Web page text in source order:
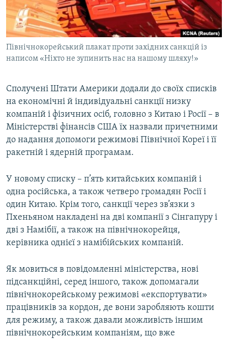
СВІДЧЕННЯ ОКУПАЦІЇ
УКРАЇНСЬКА ПРОБЛЕМА КРИМУ
ІНФОГРАФІКА
Русский
Qırımtatar
ДОЛУЧАЙСЯ!
Усі сайти RFE/RL
Північнокорейський плакат проти західних санкцій із
написом «Ніхто не зупинить нас на нашому шляху!»
Сполучені Штати Америки додали до своїх списків
на економічні й індивідуальні санкції низку
компаній і фізичних осіб, головно з Китаю і Росії – в
Міністерстві фінансів США їх назвали причетними
до надання допомоги режимові Північної Кореї і її
ракетній і ядерній програмам.
У новому списку – п’ять китайських компаній і
одна російська, а також четверо громадян Росії і
один Китаю. Крім того, санкції через зв’язки з
Пхеньяном накладені на дві компанії з Сінгапуру і
дві з Намібії, а також на північнокорейця,
керівника однієї з намібійських компаній.
Як мовиться в повідомленні міністерства, нові
підсанкційні, серед іншого, також допомагали
північнокорейському режимові «експортувати»
працівників за кордон, де вони заробляють кошти
для режиму, а також давали можливість іншим
північнокорейським компаніям, що вже